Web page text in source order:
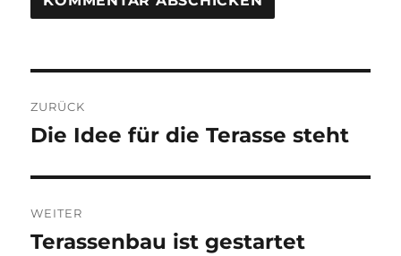
ZURÜCK
Vorheriger
Die Idee für die Terasse steht
WEITER
Nächster
Terassenbau ist gestartet